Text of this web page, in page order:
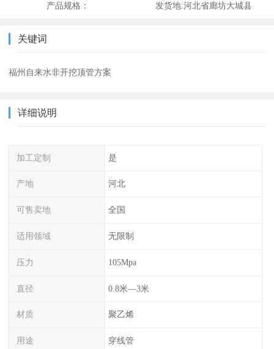
产品规格： 发货地:河北省廊坊大城县
关键词
福州自来水非开挖顶管方案
详细说明
加工定制 是
产地 河北
可售卖地 全国
适用领域 无限制
压力 105Mpa
直径 0.8米—3米
材质 聚乙烯
用途 穿线管